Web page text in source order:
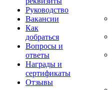
Руководство
Вакансии
Как
добраться
Вопросы и
ответы
Награды и
сертификаты
Отзывы